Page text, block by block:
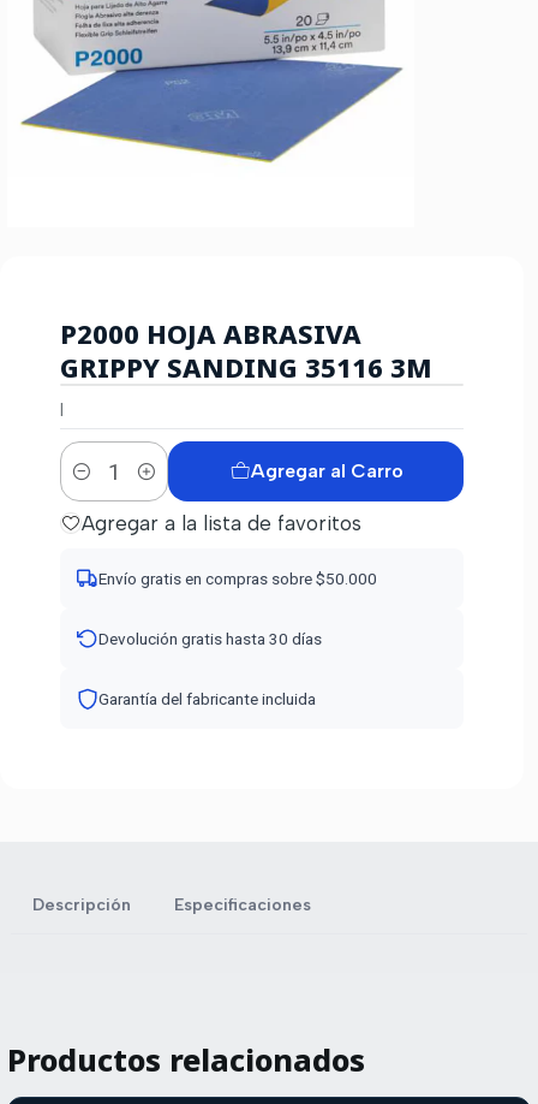
|
P2000 HOJA ABRASIVA
GRIPPY SANDING 35116 3M
Cantidad
Agregar al Carro
Agregar a la lista de favoritos
Envío gratis en compras sobre $50.000
Devolución gratis hasta 30 días
Garantía del fabricante incluida
Descripción Especificaciones
Productos relacionados